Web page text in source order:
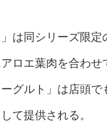
は同シリーズ限
ロエ葉肉を合わ
グルト」は店頭
て提供される。